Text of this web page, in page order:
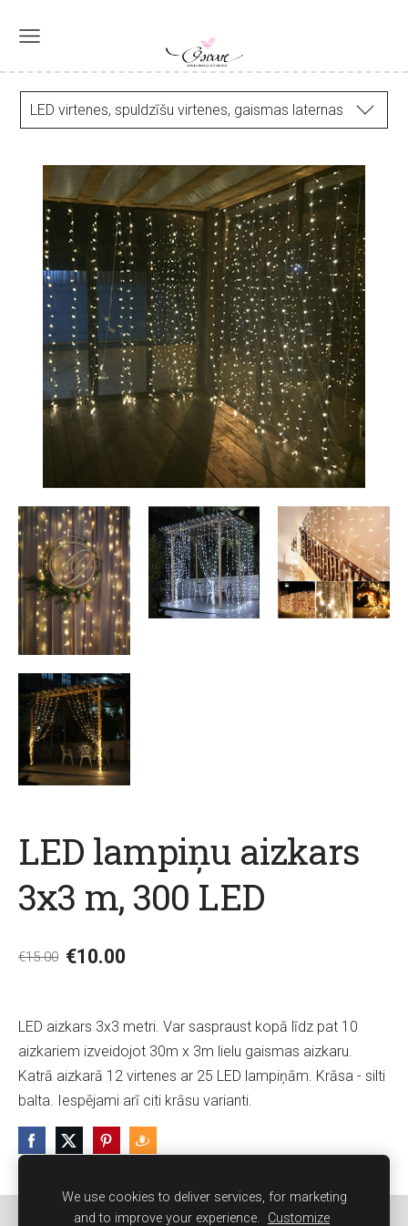
LED virtenes, spuldzīšu virtenes, gaismas laternas
LED lampiņu aizkars
3x3 m, 300 LED
€15.00 €10.00
LED aizkars 3x3 metri. Var saspraust kopā līdz pat 10
aizkariem izveidojot 30m x 3m lielu gaismas aizkaru.
Katrā aizkarā 12 virtenes ar 25 LED lampiņām. Krāsa - silti
balta. Iespējami arī citi krāsu varianti.
We use cookies to deliver services, for marketing
and to improve your experience.
Customize